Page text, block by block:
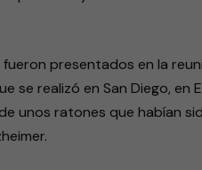
presentados en la
se realizó en San Diego,
unos ratones que habían